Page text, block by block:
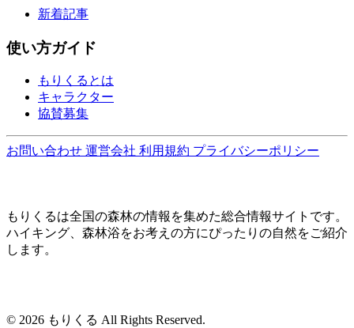
新着記事
使い方ガイド
もりくるとは
キャラクター
協賛募集
お問い合わせ 運営会社 利用規約 プライバシーポリシー
もりくるは全国の森林の情報を集めた総合情報サイトです。
ハイキング、森林浴をお考えの方にぴったりの自然をご紹介
します。
© 2026 もりくる All Rights Reserved.